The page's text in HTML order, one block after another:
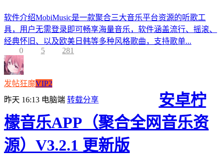
软件介绍MobiMusic是一款聚合三大音乐平台资源的听歌工
具，用户无需登录即可畅享海量音乐，软件涵盖流行、摇滚、
经典怀旧、以及欧美日韩等多种风格歌曲，支持歌单...
0
5 281
发帖狂魔VIP2
昨天 16:13 电脑端 转载分享
安卓柠
檬音乐APP（聚合全网音乐资
源）V3.2.1 更新版